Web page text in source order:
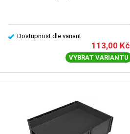
Dostupnost dle variant
113,00 Kč
VYBRAT VARIANTU